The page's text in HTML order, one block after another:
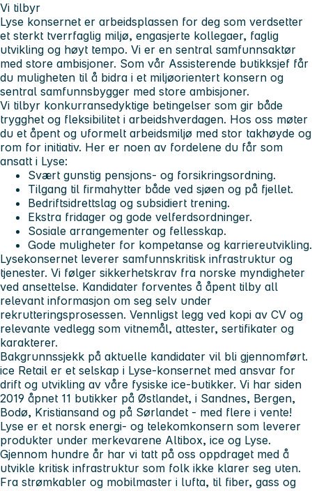
Vi tilbyr
Lyse konsernet er arbeidsplassen for deg som verdsetter
et sterkt tverrfaglig miljø, engasjerte kollegaer, faglig
utvikling og høyt tempo. Vi er en sentral samfunnsaktør
med store ambisjoner. Som vår Assisterende butikksjef får
du muligheten til å bidra i et miljøorientert konsern og
sentral samfunnsbygger med store ambisjoner.
Vi tilbyr konkurransedyktige betingelser som gir både
trygghet og fleksibilitet i arbeidshverdagen. Hos oss møter
du et åpent og uformelt arbeidsmiljø med stor takhøyde og
rom for initiativ. Her er noen av fordelene du får som
ansatt i Lyse:
Svært gunstig pensjons- og forsikringsordning.
Tilgang til firmahytter både ved sjøen og på fjellet.
Bedriftsidrettslag og subsidiert trening.
Ekstra fridager og gode velferdsordninger.
Sosiale arrangementer og fellesskap.
Gode muligheter for kompetanse og karriereutvikling.
Lysekonsernet leverer samfunnskritisk infrastruktur og
tjenester. Vi følger sikkerhetskrav fra norske myndigheter
ved ansettelse. Kandidater forventes å åpent tilby all
relevant informasjon om seg selv under
rekrutteringsprosessen. Vennligst legg ved kopi av CV og
relevante vedlegg som vitnemål, attester, sertifikater og
karakterer.
Bakgrunnssjekk på aktuelle kandidater vil bli gjennomført.
ice Retail er et selskap i Lyse-konsernet med ansvar for
drift og utvikling av våre fysiske ice-butikker. Vi har siden
2019 åpnet 11 butikker på Østlandet, i Sandnes, Bergen,
Bodø, Kristiansand og på Sørlandet - med flere i vente!
Lyse er et norsk energi- og telekomkonsern som leverer
produkter under merkevarene Altibox, ice og Lyse.
Gjennom hundre år har vi tatt på oss oppdraget med å
utvikle kritisk infrastruktur som folk ikke klarer seg uten.
Fra strømkabler og mobilmaster i lufta, til fiber, gass og